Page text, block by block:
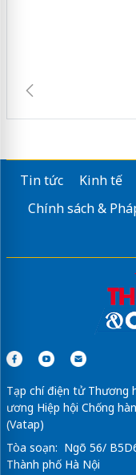
Tin tức Kinh tế
Chính sách &
Tạp chí điện tử Thương
ương Hiệp hội Chống
(Vatap)
Tòa soạn: Ngõ 56/
Thành phố Hà Nội